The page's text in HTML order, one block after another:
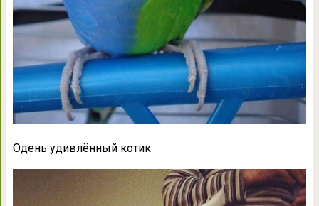
Одень удивлённый котик